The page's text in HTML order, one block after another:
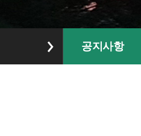
공지사항